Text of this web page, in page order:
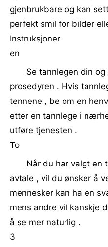
gjenbrukbare og kan
perfekt smil for bilder
Instruksjoner
en
Se tannlegen din
prosedyren . Hvis
tennene , be om en
etter en tannlege i
utføre tjenesten .
To
Når du har valgt en
avtale , vil du ønsker å
mennesker kan ha en
mens andre vil kanskje
å se mer naturlig .
3